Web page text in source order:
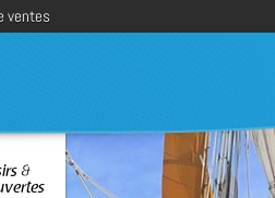
ventes
&